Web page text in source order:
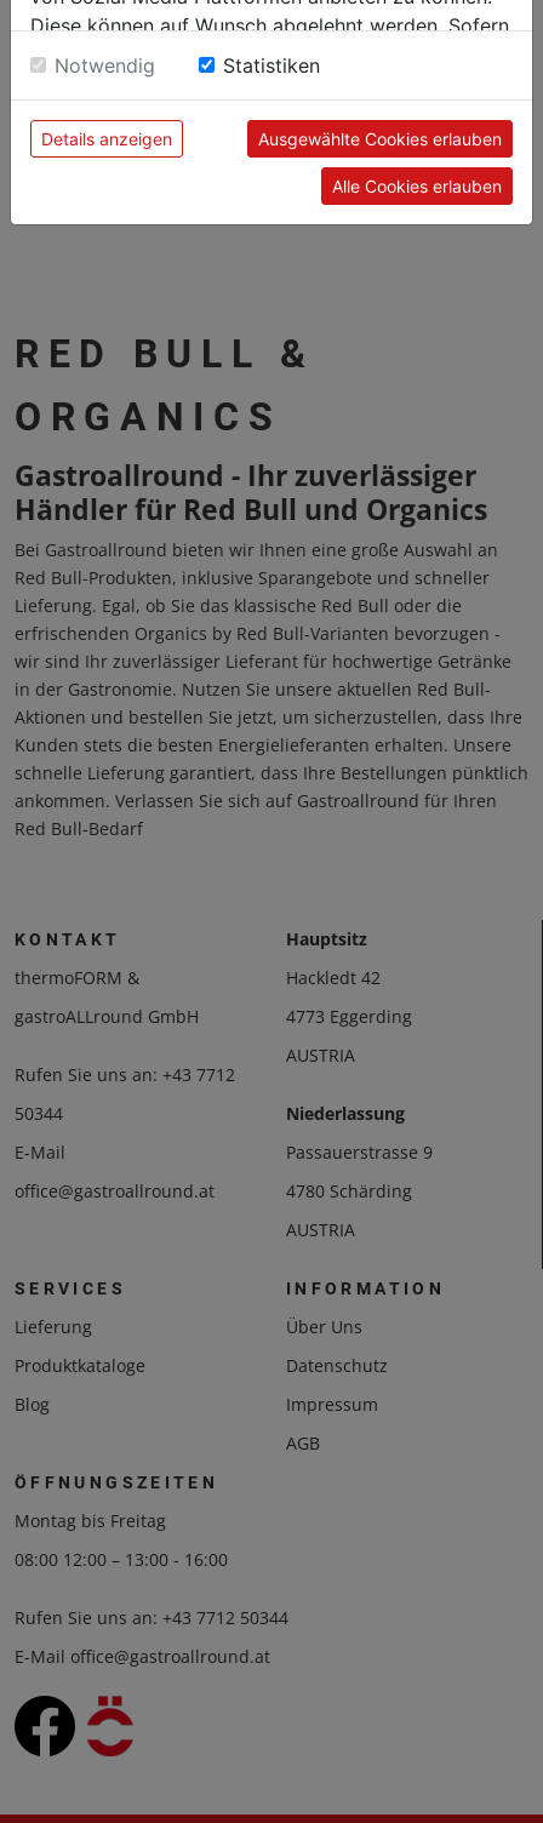
Red Bull ZERO, 250 ml - 4 Trays
inkl. Pfand
120,00 €
RED BULL &
ORGANICS
Gastroallround - Ihr zuverlässiger
Händler für Red Bull und Organics
Bei Gastroallround bieten wir Ihnen eine große Auswahl an
Red Bull-Produkten, inklusive Sparangebote und schneller
Lieferung. Egal, ob Sie das klassische Red Bull oder die
erfrischenden Organics by Red Bull-Varianten bevorzugen -
wir sind Ihr zuverlässiger Lieferant für hochwertige Getränke
in der Gastronomie. Nutzen Sie unsere aktuellen Red Bull-
Aktionen und bestellen Sie jetzt, um sicherzustellen, dass Ihre
Kunden stets die besten Energielieferanten erhalten. Unsere
schnelle Lieferung garantiert, dass Ihre Bestellungen pünktlich
ankommen. Verlassen Sie sich auf Gastroallround für Ihren
Red Bull-Bedarf
KONTAKT
thermoFORM &
gastroALLround GmbH
Rufen Sie uns an: +43 7712
50344
E-Mail
office@gastroallround.at
Hauptsitz
Hackledt 42
4773 Eggerding
AUSTRIA
Niederlassung
Passauerstrasse 9
4780 Schärding
AUSTRIA
SERVICES
Lieferung
Produktkataloge
Blog
INFORMATION
Über Uns
Datenschutz
Impressum
AGB
ÖFFNUNGSZEITEN
Montag bis Freitag
08:00 12:00 – 13:00 - 16:00
Rufen Sie uns an: +43 7712 50344
E-Mail office@gastroallround.at
Diese können auf Wunsch abgelehnt werden. Sofern
sie unsere Webseite weiter nutzen, geben Sie
Einwilligung zu unseren Cookies.
Notwendig Statistiken
Details anzeigen Ausgewählte Cookies erlauben
Alle Cookies erlauben